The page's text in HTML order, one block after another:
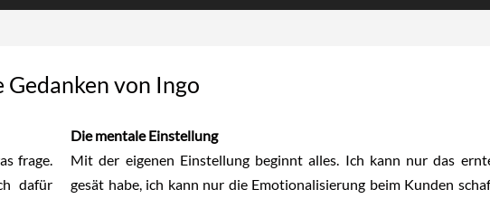
von Ingo
frage.
dafür
Die mentale Einstellung
Mit der eigenen Einstellung beginnt alles. Ich kann nur das
gesät habe, ich kann nur die Emotionalisierung beim Kunden